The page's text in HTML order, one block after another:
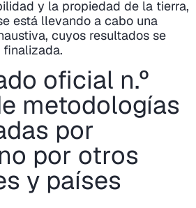
y la propiedad de la tierra,
está llevando a cabo una
cuyos resultados se
oficial n.º
metodologías
por
por otros
y países